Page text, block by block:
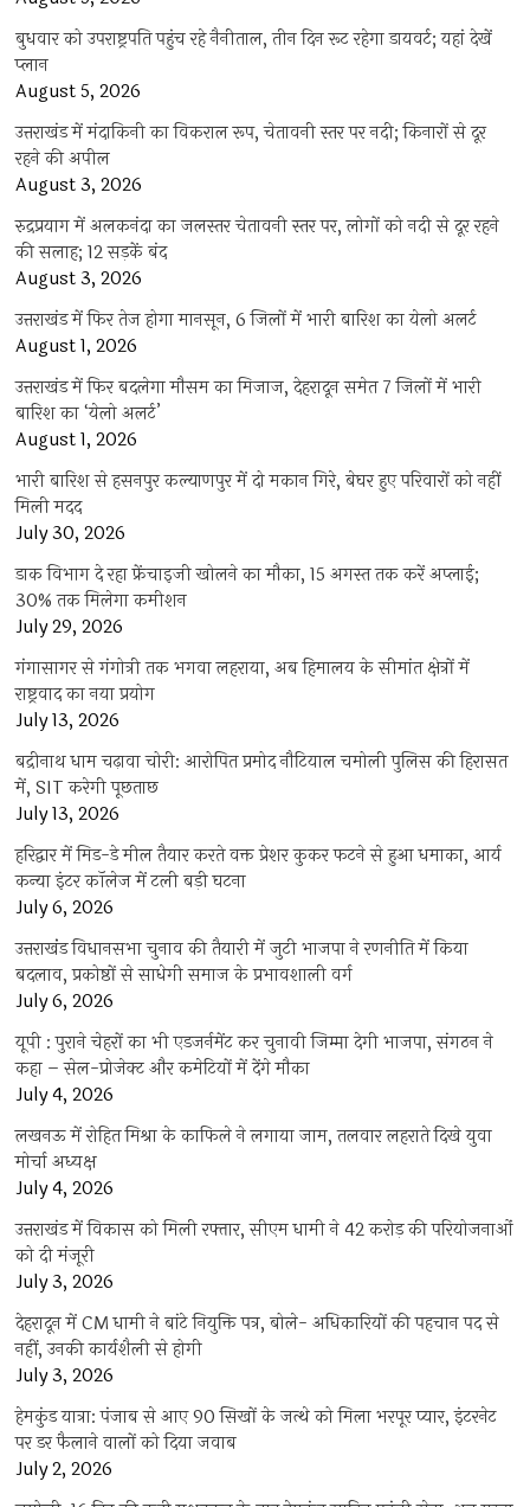
बुधवार को उपराष्ट्रपति पहुंच रहे नैनीताल, तीन दिन रूट रहेगा डायवर्ट; यहां देखें
प्‍लान
August 5, 2026
उत्तराखंड में मंदाकिनी का विकराल रूप, चेतावनी स्तर पर नदी; किनारों से दूर
रहने की अपील
August 3, 2026
रुद्रप्रयाग में अलकनंदा का जलस्तर चेतावनी स्तर पर, लोगों को नदी से दूर रहने
की सलाह; 12 सड़कें बंद
August 3, 2026
उत्तराखंड में फिर तेज होगा मानसून, 6 जिलों में भारी बारिश का येलो अलर्ट
August 1, 2026
उत्तराखंड में फिर बदलेगा मौसम का मिजाज, देहरादून समेत 7 जिलों में भारी
बारिश का ‘येलो अलर्ट’
August 1, 2026
भारी बारिश से हसनपुर कल्याणपुर में दो मकान गिरे, बेघर हुए परिवारों को नहीं
मिली मदद
July 30, 2026
डाक विभाग दे रहा फ्रेंचाइजी खोलने का मौका, 15 अगस्त तक करें अप्लाई;
30% तक मिलेगा कमीशन
July 29, 2026
गंगासागर से गंगोत्री तक भगवा लहराया, अब हिमालय के सीमांत क्षेत्रों में
राष्ट्रवाद का नया प्रयोग
July 13, 2026
बद्रीनाथ धाम चढ़ावा चोरी: आरोपित प्रमोद नौटियाल चमोली पुलिस की हिरासत
में, SIT करेगी पूछताछ
July 13, 2026
हरिद्वार में मिड-डे मील तैयार करते वक्त प्रेशर कुकर फटने से हुआ धमाका, आर्य
कन्या इंटर कॉलेज में टली बड़ी घटना
July 6, 2026
उत्तराखंंड विधानसभा चुनाव की तैयारी में जुटी भाजपा ने रणनीति में किया
बदलाव, प्रकोष्ठों से साधेगी समाज के प्रभावशाली वर्ग
July 6, 2026
यूपी : पुराने चेहरों का भी एडजर्नमेंट कर चुनावी जिम्मा देगी भाजपा, संगठन ने
कहा – सेल-प्रोजेक्ट और कमेटियों में देंगे मौका
July 4, 2026
लखनऊ में रोहित मिश्रा के काफिले ने लगाया जाम, तलवार लहराते दिखे युवा
मोर्चा अध्यक्ष
July 4, 2026
उत्तराखंड में विकास को मिली रफ्तार, सीएम धामी ने 42 करोड़ की परियोजनाओं
को दी मंजूरी
July 3, 2026
देहरादून में CM धामी ने बांटे नियुक्ति पत्र, बोले- अधिकारियों की पहचान पद से
नहीं, उनकी कार्यशैली से होगी
July 3, 2026
हेमकुंड यात्रा: पंजाब से आए 90 सिखों के जत्थे को मिला भरपूर प्यार, इंटरनेट
पर डर फैलाने वालों को दिया जवाब
July 2, 2026